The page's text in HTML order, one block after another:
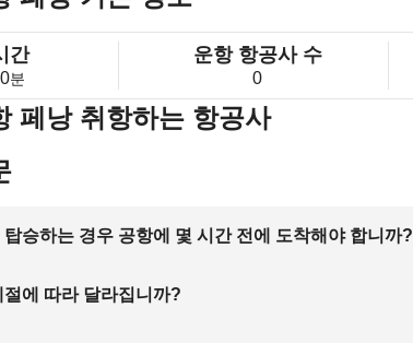
간
분
운항 항공사 수
0
페낭 취항하는 항공사
승하는 경우 공항에 몇 시간 전에 도착해야 합니까?
에 따라 달라집니까?